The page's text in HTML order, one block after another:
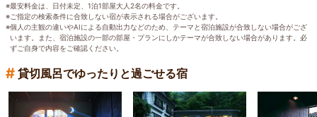
※最安料金は、日付未定、1泊1部屋大人2名の料金です。
※ご指定の検索条件に合致しない宿が表示される場合がございます。
※個人の主観の違いやAIによる自動出力などのため、テーマと宿泊施設が合致しない場合がござ
います。また、宿泊施設の一部の部屋・プランにしかテーマが合致しない場合があります。必
ずご自身で内容をご確認ください。
# 貸切風呂でゆったりと過ごせる宿